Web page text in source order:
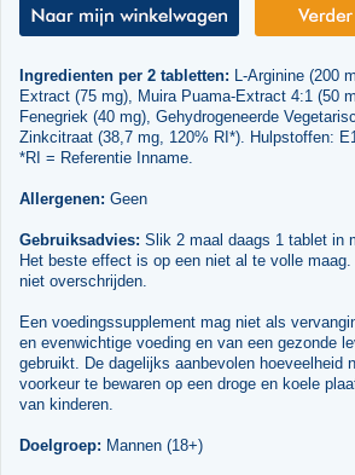
Ingredienten per 2 tabletten: L-Arginine (200
Extract (75 mg), Muira Puama-Extract 4:1 (50
Fenegriek (40 mg), Gehydrogeneerde
Zinkcitraat (38,7 mg, 120% RI*). Hulpstoffen:
*RI = Referentie Inname.
Allergenen: Geen
Gebruiksadvies: Slik 2 maal daags 1 tablet in
Het beste effect is op een niet al te volle
niet overschrijden.
Een voedingssupplement mag niet als
en evenwichtige voeding en van een gezonde
gebruikt. De dagelijks aanbevolen hoeveelheid
voorkeur te bewaren op een droge en koele
van kinderen.
Doelgroep: Mannen (18+)